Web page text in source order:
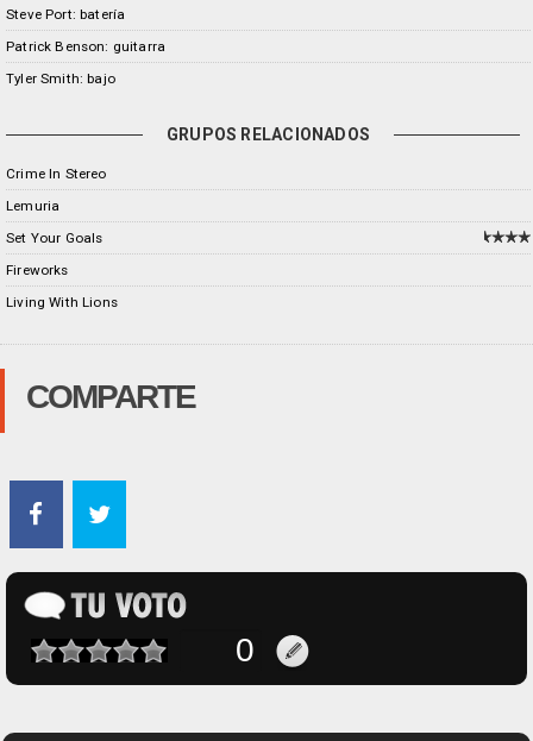
Steve Port: batería
Patrick Benson: guitarra
Tyler Smith: bajo
GRUPOS RELACIONADOS
Crime In Stereo
Lemuria
Set Your Goals
Fireworks
Living With Lions
COMPARTE